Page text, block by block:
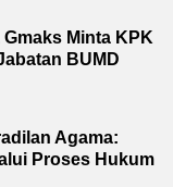
Minta KPK
BUMD
Agama:
Proses Hukum